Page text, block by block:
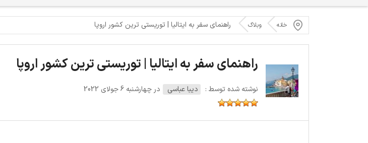
خانه وبلاگ راهنمای سفر به ایتالیا | توریستی ترین کشور اروپا
راهنمای سفر به ایتالیا | توریستی ترین کشور اروپا
نوشته شده توسط : دیبا عباسی در چهارشنبه 6 جولای 2022